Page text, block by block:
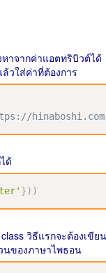
าจากค่าแอตทริบิวต์ได้
วใส่ค่าที่ต้องการ
ด้
}) )
วิธีแรกจะต้องเขียน
นของภาษาไพธอน